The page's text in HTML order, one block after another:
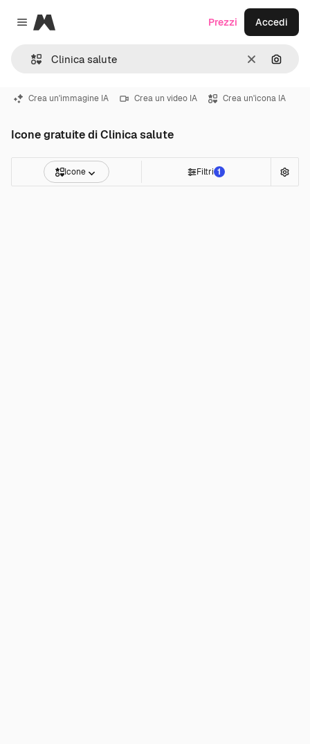
Close menu
Magnific
CancellaCerca
Prezzi Accedi
Crea un'immagine IA Crea un video IA Crea un'icona IA
Icone gratuite di Clinica salute
Icone Filtri 1